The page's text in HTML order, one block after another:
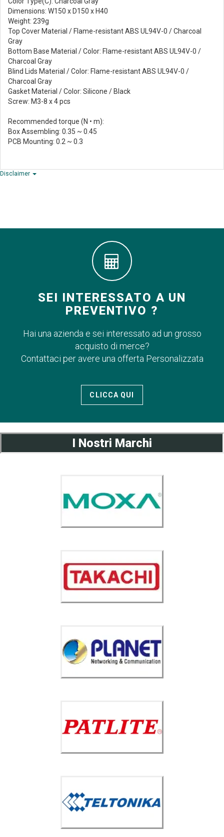
Dimensions: W150 x D150 x H40
Weight: 239g
Top Cover Material / Flame-resistant ABS UL94V-0 / Charcoal
Gray
Bottom Base Material / Color: Flame-resistant ABS UL94V-0 /
Charcoal Gray
Blind Lids Material / Color: Flame-resistant ABS UL94V-0 /
Charcoal Gray
Gasket Material / Color: Silicone / Black
Screw: M3-8 x 4 pcs
Recommended torque (N • m):
Box Assembling: 0.35 ~ 0.45
PCB Mounting: 0.2 ~ 0.3
Disclaimer
SEI INTERESSATO A UN
PREVENTIVO ?
Hai una azienda e sei interessato ad un grosso
acquisto di merce?
Contattaci per avere una offerta Personalizzata
CLICCA QUI
I Nostri Marchi